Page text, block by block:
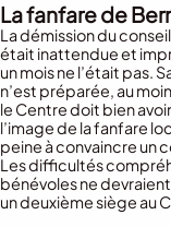
La fanfare de
La démission du
était inattendue et
un mois ne l’était pas.
n’est préparée, au
le Centre doit bien
l’image de la fanfare
peine à convaincre un
Les difficultés
bénévoles ne
un deuxième siège au